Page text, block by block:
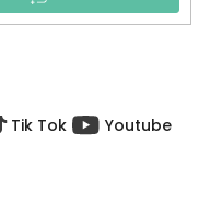
Tik Tok Youtube